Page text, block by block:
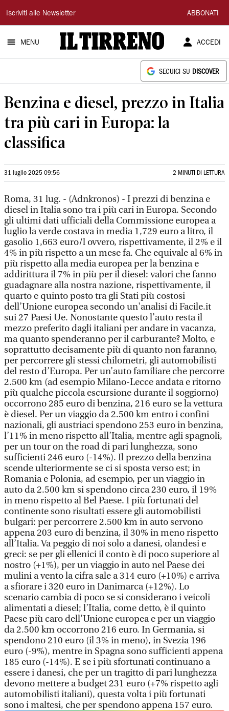
Il
Tirreno
Iscriviti alle Newsletter ABBONATI
MENU ACCEDI
SEGUICI SU DISCOVER
Benzina e diesel, prezzo in Italia
tra più cari in Europa: la
classifica
31 luglio 2025 09:56 2 MINUTI DI LETTURA
Roma, 31 lug. - (Adnkronos) - I prezzi di benzina e
diesel in Italia sono tra i più cari in Europa. Secondo
gli ultimi dati ufficiali della Commissione europea a
luglio la verde costava in media 1,729 euro a litro, il
gasolio 1,663 euro/l ovvero, rispettivamente, il 2% e il
4% in più rispetto a un mese fa. Che equivale al 6% in
più rispetto alla media europea per la benzina e
addirittura il 7% in più per il diesel: valori che fanno
guadagnare alla nostra nazione, rispettivamente, il
quarto e quinto posto tra gli Stati più costosi
dell’Unione europea secondo un'analisi di Facile.it
sui 27 Paesi Ue. Nonostante questo l’auto resta il
mezzo preferito dagli italiani per andare in vacanza,
ma quanto spenderanno per il carburante? Molto, e
soprattutto decisamente più di quanto non faranno,
per percorrere gli stessi chilometri, gli automobilisti
del resto d’Europa. Per un’auto familiare che percorre
2.500 km (ad esempio Milano-Lecce andata e ritorno
più qualche piccola escursione durante il soggiorno)
occorrono 285 euro di benzina, 216 euro se la vettura
è diesel. Per un viaggio da 2.500 km entro i confini
nazionali, gli austriaci spendono 253 euro in benzina,
l’11% in meno rispetto all’Italia, mentre agli spagnoli,
per un tour on the road di pari lunghezza, sono
sufficienti 246 euro (-14%). Il prezzo della benzina
scende ulteriormente se ci si sposta verso est; in
Romania e Polonia, ad esempio, per un viaggio in
auto da 2.500 km si spendono circa 230 euro, il 19%
in meno rispetto al Bel Paese. I più fortunati del
continente sono risultati essere gli automobilisti
bulgari: per percorrere 2.500 km in auto servono
appena 203 euro di benzina, il 30% in meno rispetto
all’Italia. Va peggio di noi solo a danesi, olandesi e
greci: se per gli ellenici il conto è di poco superiore al
nostro (+1%), per un viaggio in auto nel Paese dei
mulini a vento la cifra sale a 314 euro (+10%) e arriva
a sfiorare i 320 euro in Danimarca (+12%). Lo
scenario cambia di poco se si considerano i veicoli
alimentati a diesel; l’Italia, come detto, è il quinto
Paese più caro dell’Unione europea e per un viaggio
da 2.500 km occorrono 216 euro. In Germania, si
spendono 210 euro (il 3% in meno), in Svezia 196
euro (-9%), mentre in Spagna sono sufficienti appena
185 euro (-14%). E se i più sfortunati continuano a
essere i danesi, che per un tragitto di pari lunghezza
devono mettere a budget 231 euro (+7% rispetto agli
automobilisti italiani), questa volta i più fortunati
sono i maltesi, che per spendono appena 157 euro.